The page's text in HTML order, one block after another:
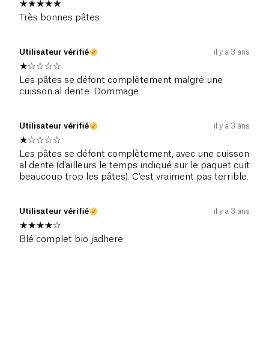
Très bonnes pâtes
Utilisateur vérifié il y a 3 ans
Les pâtes se défont complètement malgré une
cuisson al dente. Dommage
Utilisateur vérifié il y a 3 ans
Les pâtes se défont complètement, avec une cuisson
al dente (d’ailleurs le temps indiqué sur le paquet cuit
beaucoup trop les pâtes). C’est vraiment pas terrible.
Utilisateur vérifié il y a 3 ans
Blé complet bio jadhere